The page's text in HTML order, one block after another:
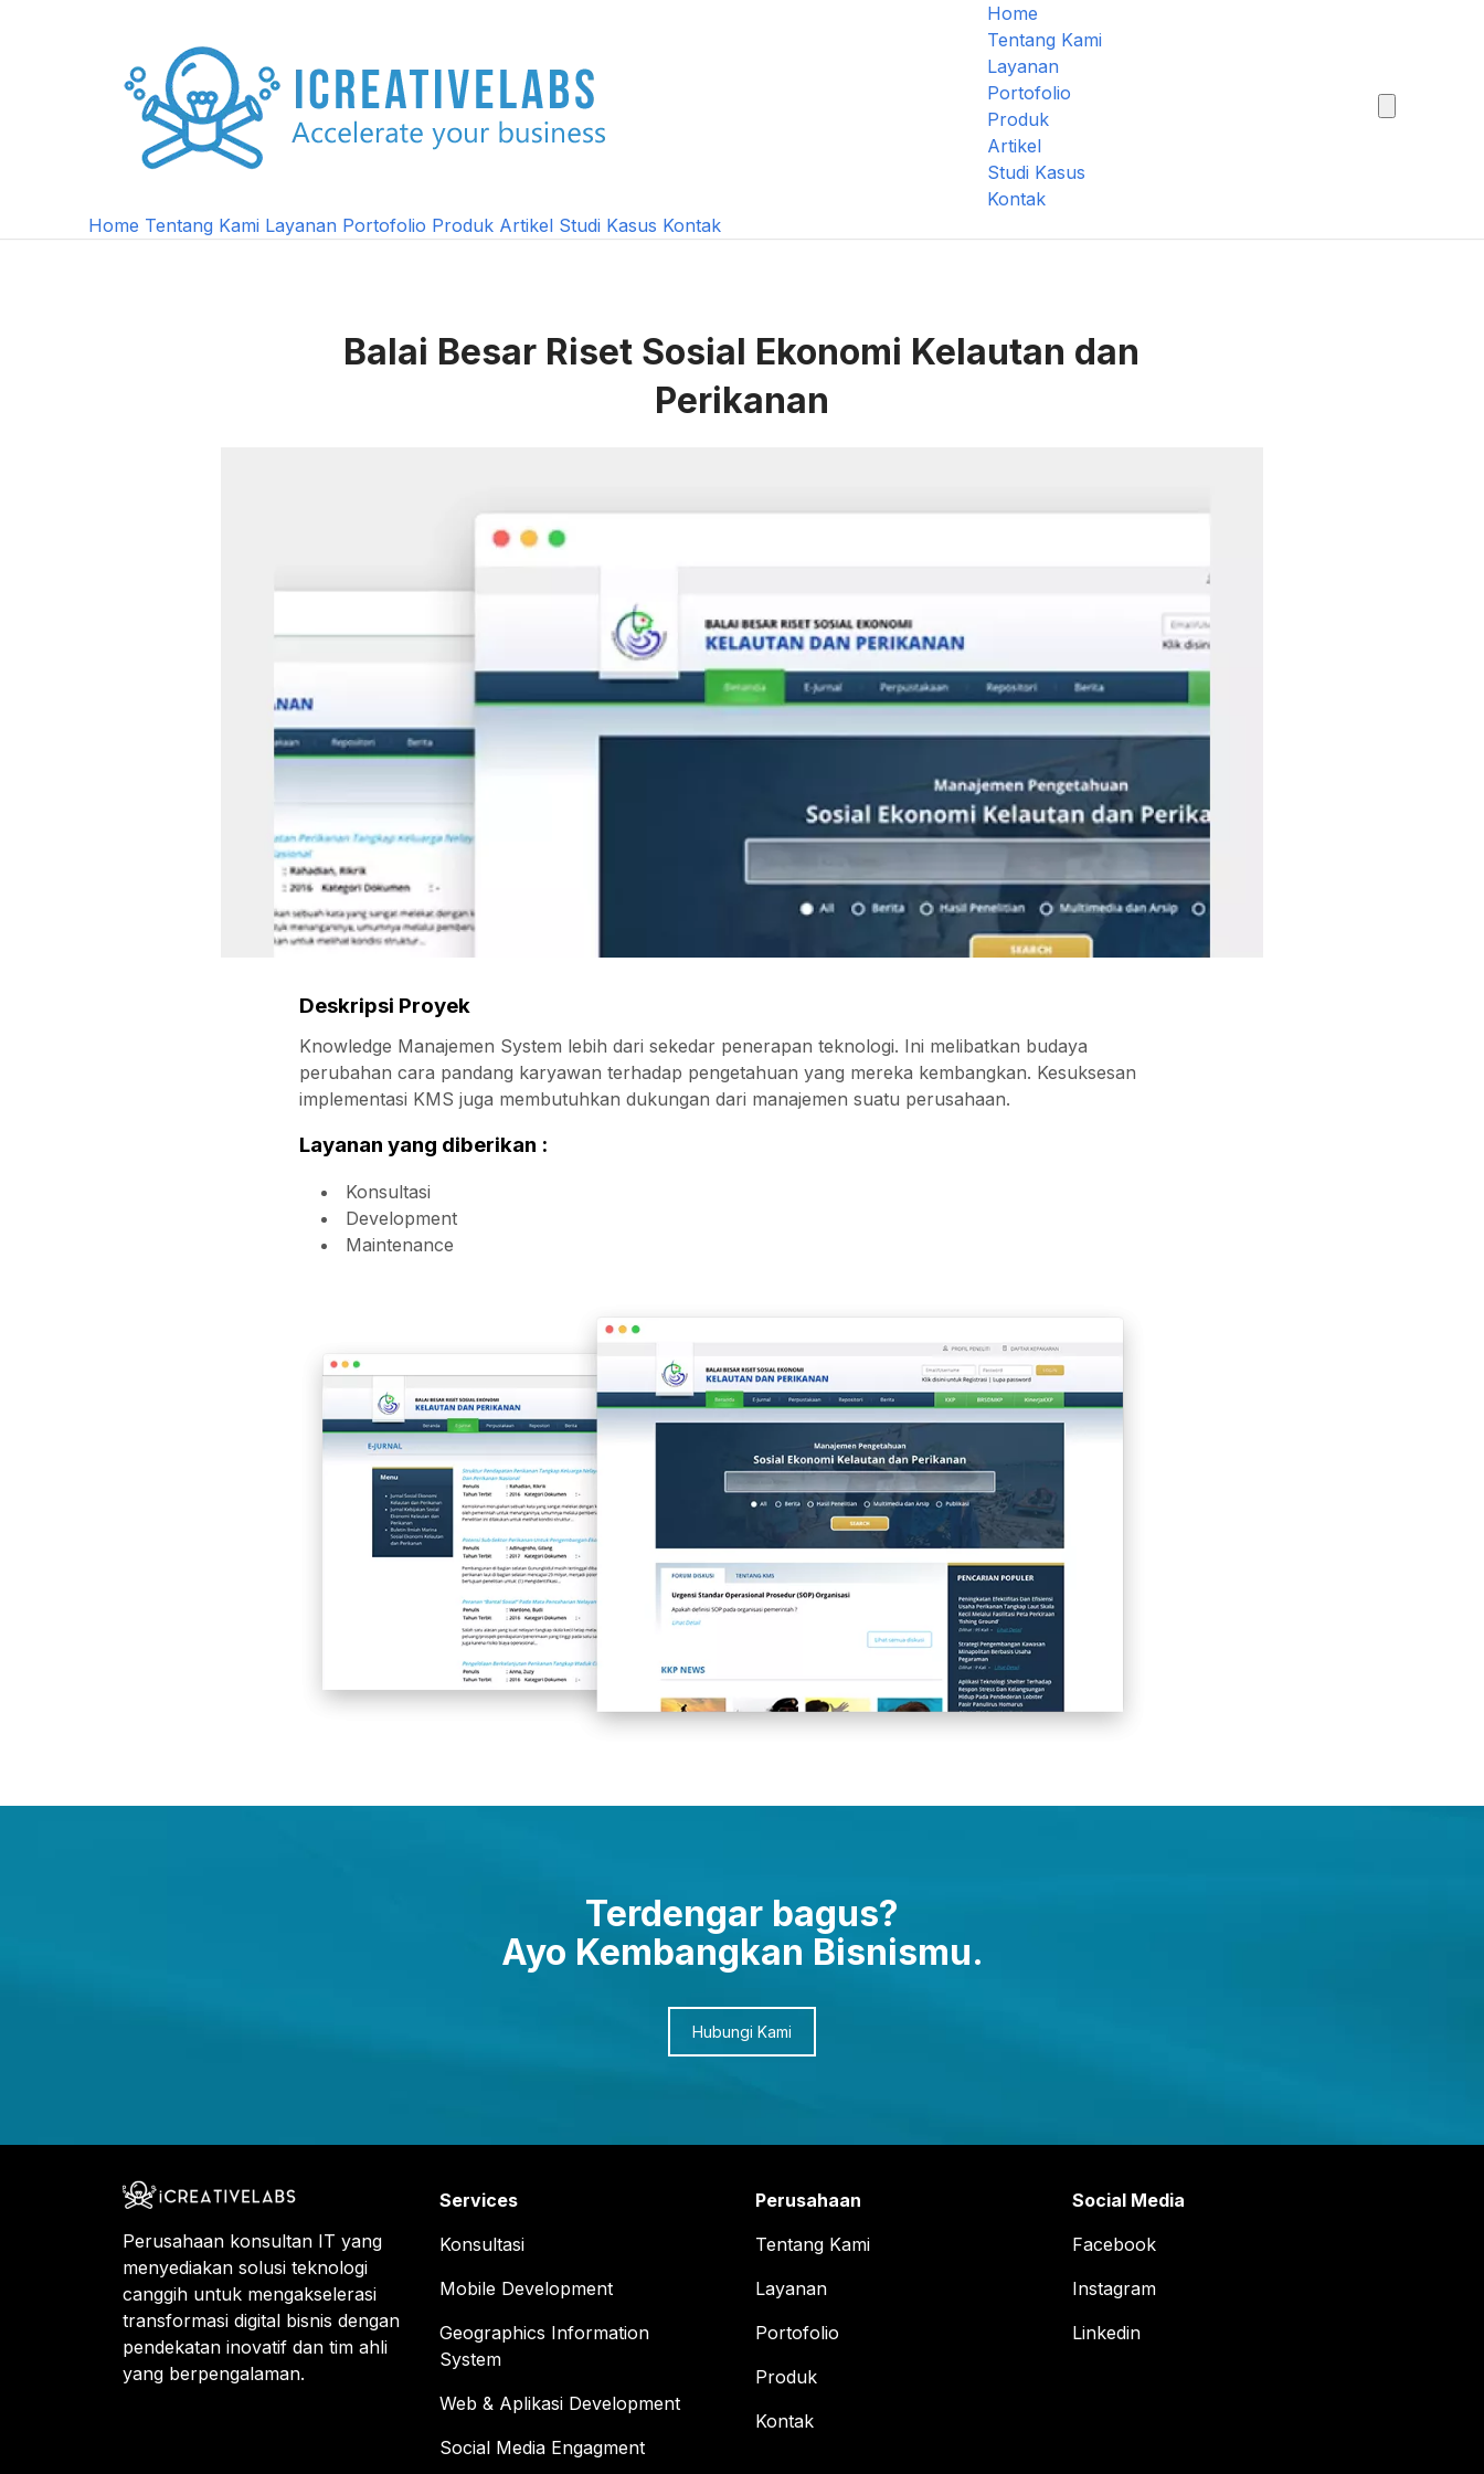
Home
Tentang Kami
Layanan
Portofolio
Produk
Artikel
Studi Kasus
Kontak
Home Tentang Kami Layanan Portofolio Produk Artikel Studi Kasus Kontak
Balai Besar Riset Sosial Ekonomi Kelautan dan
Perikanan
Deskripsi Proyek
Knowledge Manajemen System lebih dari sekedar penerapan teknologi. Ini melibatkan budaya
perubahan cara pandang karyawan terhadap pengetahuan yang mereka kembangkan. Kesuksesan
implementasi KMS juga membutuhkan dukungan dari manajemen suatu perusahaan.
Layanan yang diberikan :
Konsultasi
Development
Maintenance
Terdengar bagus?
Ayo Kembangkan Bisnismu.
Hubungi Kami
Perusahaan konsultan IT yang
menyediakan solusi teknologi
canggih untuk mengakselerasi
transformasi digital bisnis dengan
pendekatan inovatif dan tim ahli
yang berpengalaman.
Services
Konsultasi
Mobile Development
Geographics Information
System
Web & Aplikasi Development
Social Media Engagment
Perusahaan
Tentang Kami
Layanan
Portofolio
Produk
Kontak
Social Media
Facebook
Instagram
Linkedin